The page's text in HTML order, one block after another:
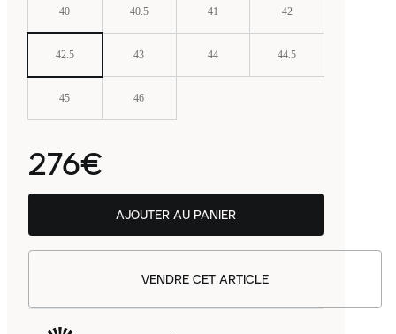
40 40.5 41 42
42.5 43 44 44.5
45 46
276€
AJOUTER AU PANIER
VENDRE CET ARTICLE